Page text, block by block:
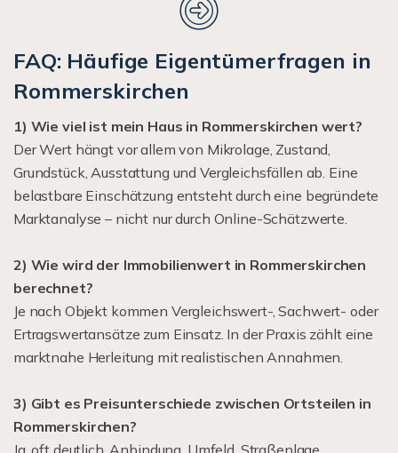
FAQ: Häufige Eigentümerfragen in
Rommerskirchen
1) Wie viel ist mein Haus in Rommerskirchen wert?
Der Wert hängt vor allem von Mikrolage, Zustand,
Grundstück, Ausstattung und Vergleichsfällen ab. Eine
belastbare Einschätzung entsteht durch eine begründete
Marktanalyse – nicht nur durch Online-Schätzwerte.
2) Wie wird der Immobilienwert in Rommerskirchen
berechnet?
Je nach Objekt kommen Vergleichswert-, Sachwert- oder
Ertragswertansätze zum Einsatz. In der Praxis zählt eine
marktnahe Herleitung mit realistischen Annahmen.
3) Gibt es Preisunterschiede zwischen Ortsteilen in
Rommerskirchen?